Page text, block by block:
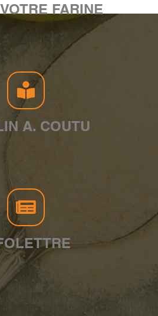
FARINE
A. COUTU